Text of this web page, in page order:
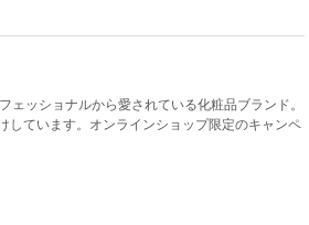
ッショナルから愛されている化粧品ブランド。
しています。オンラインショップ限定のキャンペ